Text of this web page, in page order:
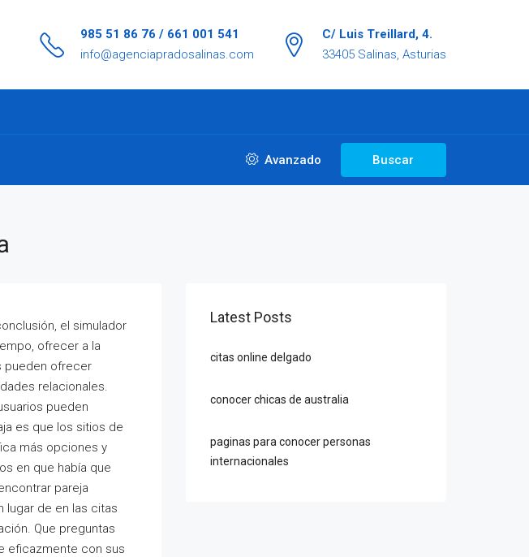
985 51 86 76 / 661 001 541
info@agenciapradosalinas.com
C/ Luis Treillard, 4.
33405 Salinas, Asturias
Avanzado Buscar
el simulador
ofrecer a la
pueden ofrecer
relacionales.
pueden
es que los sitios de
más opciones y
en que había que
pareja
lugar de en las citas
Que preguntas
eficazmente con sus
Latest Posts
citas online delgado
conocer chicas de australia
paginas para conocer personas
internacionales